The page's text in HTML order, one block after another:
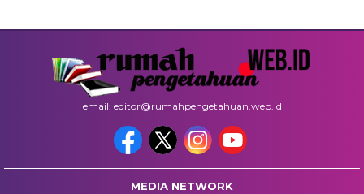
email: editor@rumahpengetahuan.web.id
MEDIA NETWORK